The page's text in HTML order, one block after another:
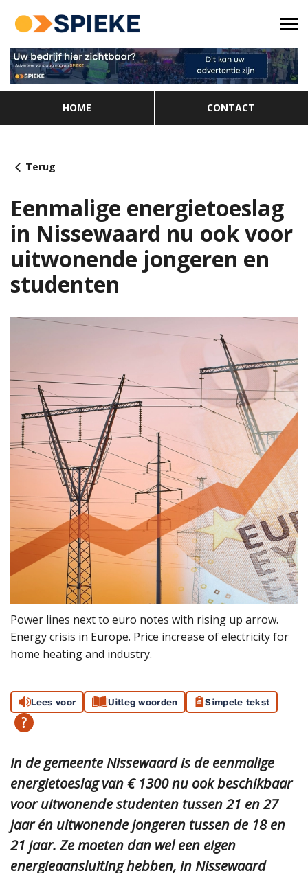
HOME CONTACT
Terug
Eenmalige energietoeslag
in Nissewaard nu ook voor
uitwonende jongeren en
studenten
Power lines next to euro notes with rising up arrow.
Energy crisis in Europe. Price increase of electricity for
home heating and industry.
Lees voor Uitleg woorden Simpele tekst
In de gemeente Nissewaard is de eenmalige
energietoeslag van € 1300 nu ook beschikbaar
voor uitwonende studenten tussen 21 en 27
jaar én uitwonende jongeren tussen de 18 en
21 jaar. Ze moeten dan wel een eigen
energieaansluiting hebben, in Nissewaard